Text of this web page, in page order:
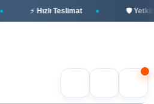
⚡ Hızlı Teslimat 🛡️ Yetkili